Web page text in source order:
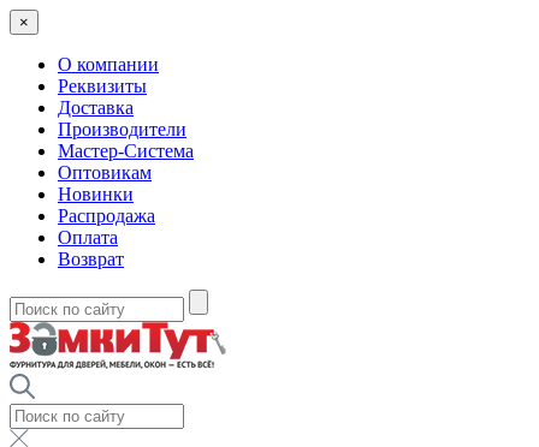
×
О компании
Реквизиты
Доставка
Производители
Мастер-Система
Оптовикам
Новинки
Распродажа
Оплата
Возврат